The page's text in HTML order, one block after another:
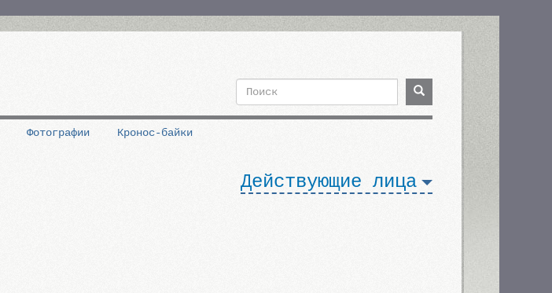
Форма
Поиск Поиск
Фотографии Кронос-байки
Действующие лица